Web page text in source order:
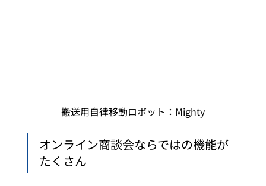
搬送用自律移動ロボット：Mighty
オンライン商談会ならではの機能が
たくさん